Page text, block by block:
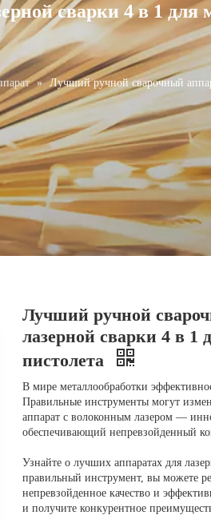
сварки 4 в 1 для
» Лучший ручной сварочный
Лучший ручной
лазерной сварки 4 в 1
пистолета
В мире металлообработки
Правильные инструменты могут
аппарат с волоконным лазером —
обеспечивающий непревзойденный
Узнайте о лучших аппаратах для
правильный инструмент, вы можете
непревзойденное качество и
и получите конкурентное